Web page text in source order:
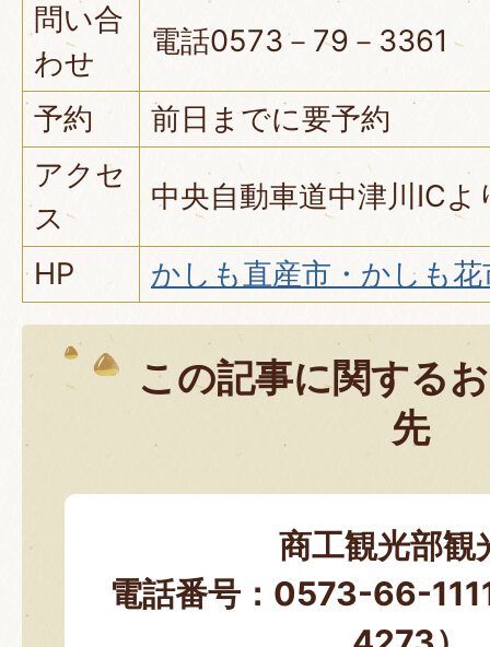
問い合
わせ
電話0573－79－3361
予約
前日までに要予約
アクセ
ス
中央自動車道中津川IC
HP かしも直産市・かしも花
この記事に関する
先
商工観光部観
電話番号：0573-66-